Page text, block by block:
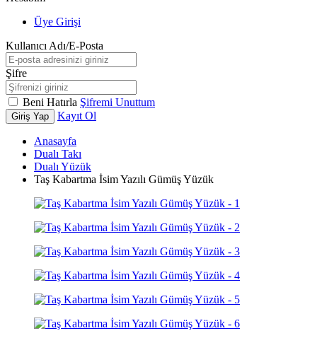
Üye Girişi
Kullanıcı Adı/E-Posta
Şifre
Beni Hatırla Şifremi Unuttum
Giriş Yap Kayıt Ol
Anasayfa
Dualı Takı
Dualı Yüzük
Taş Kabartma İsim Yazılı Gümüş Yüzük